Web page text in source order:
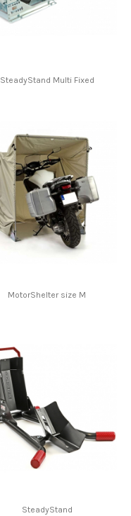
SteadyStand Multi Fixed
MotorShelter size M
SteadyStand